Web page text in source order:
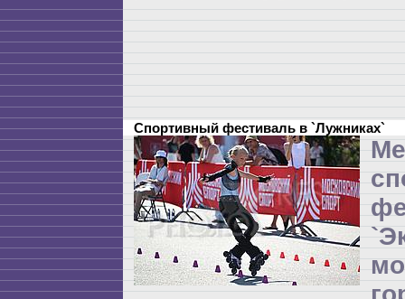
Спортивный фестиваль в `Лужниках`